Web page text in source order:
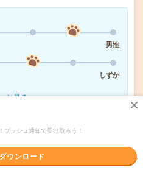
男性
しずか
と見る
へ進む 詳しく見る
クルートスタッフィング
ッシュ通知で受け取ろう！
ウンロード